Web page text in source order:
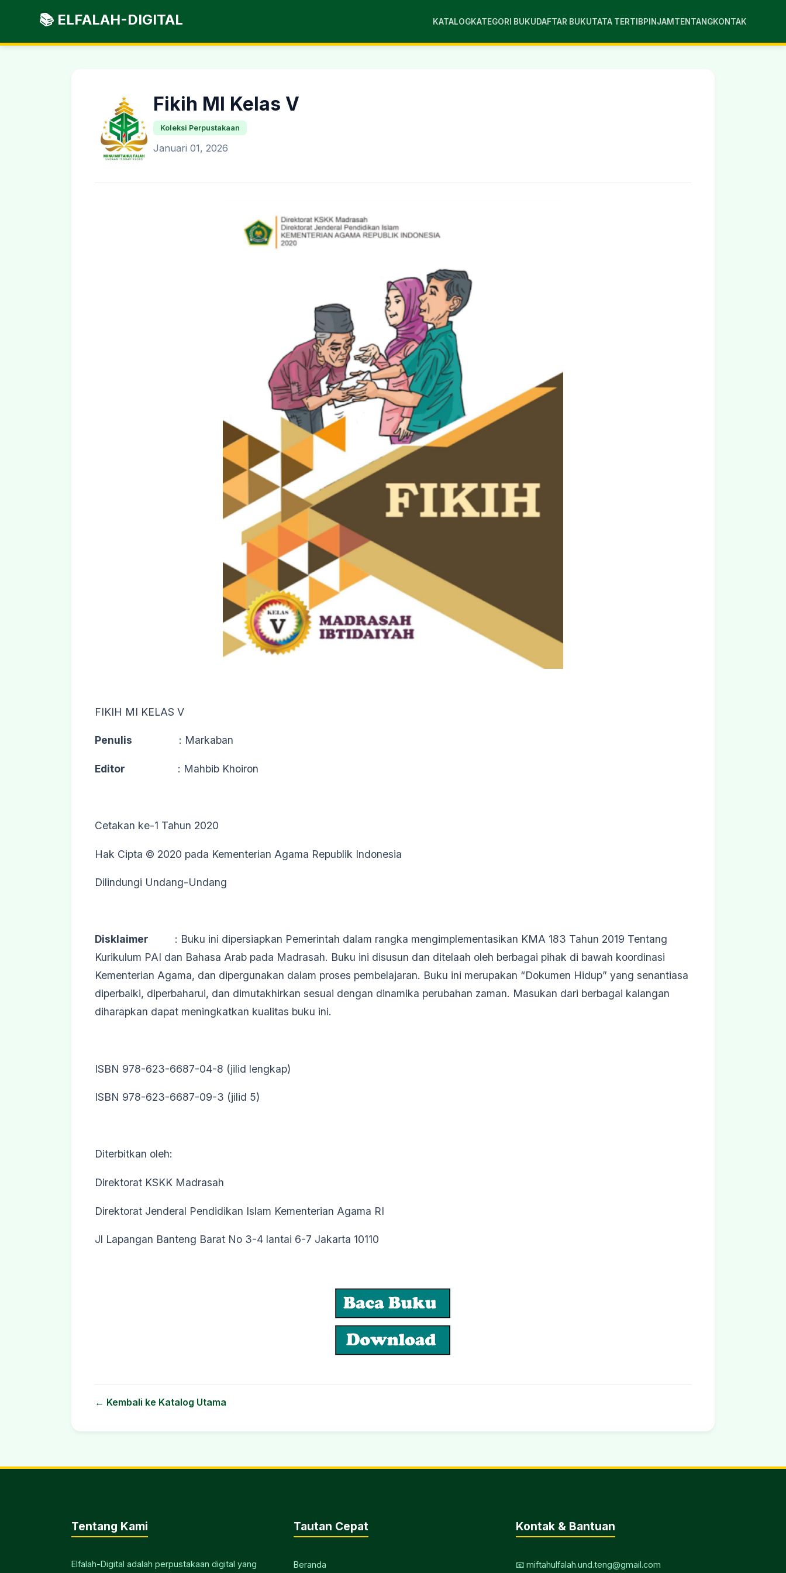
📚 ELFALAH-DIGITAL KATALOGKATEGORI BUKUDAFTAR BUKUTATA TERTIBPINJAMTENTANGKONTAK
Fikih MI Kelas V
Koleksi Perpustakaan
Januari 01, 2026
FIKIH MI KELAS V
Penulis : Markaban
Editor : Mahbib Khoiron
Cetakan ke-1 Tahun 2020
Hak Cipta © 2020 pada Kementerian Agama Republik Indonesia
Dilindungi Undang-Undang
Disklaimer : Buku ini dipersiapkan Pemerintah dalam rangka mengimplementasikan KMA 183 Tahun 2019 Tentang
Kurikulum PAI dan Bahasa Arab pada Madrasah. Buku ini disusun dan ditelaah oleh berbagai pihak di bawah koordinasi
Kementerian Agama, dan dipergunakan dalam proses pembelajaran. Buku ini merupakan “Dokumen Hidup” yang senantiasa
diperbaiki, diperbaharui, dan dimutakhirkan sesuai dengan dinamika perubahan zaman. Masukan dari berbagai kalangan
diharapkan dapat meningkatkan kualitas buku ini.
ISBN 978-623-6687-04-8 (jilid lengkap)
ISBN 978-623-6687-09-3 (jilid 5)
Diterbitkan oleh:
Direktorat KSKK Madrasah
Direktorat Jenderal Pendidikan Islam Kementerian Agama RI
Jl Lapangan Banteng Barat No 3-4 lantai 6-7 Jakarta 10110
← Kembali ke Katalog Utama
Tentang Kami
Elfalah-Digital adalah perpustakaan digital yang
Tautan Cepat
Beranda
Kontak & Bantuan
📧 miftahulfalah.und.teng@gmail.com